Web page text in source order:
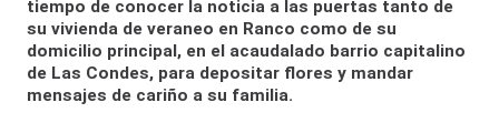
tiempo de conocer la noticia a las puertas tanto de
su vivienda de veraneo en Ranco como de su
domicilio principal, en el acaudalado barrio capitalino
de Las Condes, para depositar flores y mandar
mensajes de cariño a su familia.